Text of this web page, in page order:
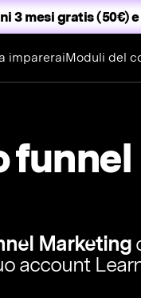
3 mesi gratis (50€)
impareraiModuli del
funnel
Marketing
account